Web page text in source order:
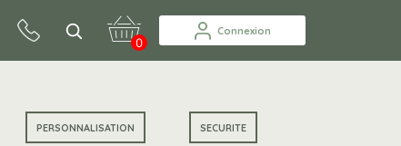
0
Connexion
PERSONNALISATION SECURITE